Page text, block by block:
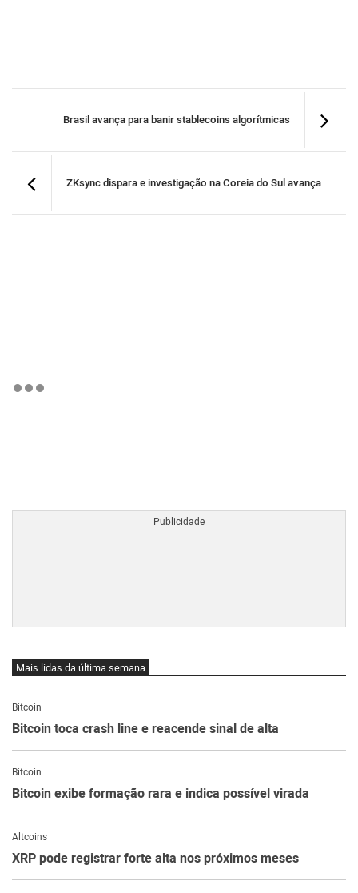
Brasil avança para banir stablecoins algorítmicas
ZKsync dispara e investigação na Coreia do Sul avança
Mais lidas da última semana
Bitcoin
Bitcoin toca crash line e reacende sinal de alta
Bitcoin
Bitcoin exibe formação rara e indica possível virada
Altcoins
XRP pode registrar forte alta nos próximos meses